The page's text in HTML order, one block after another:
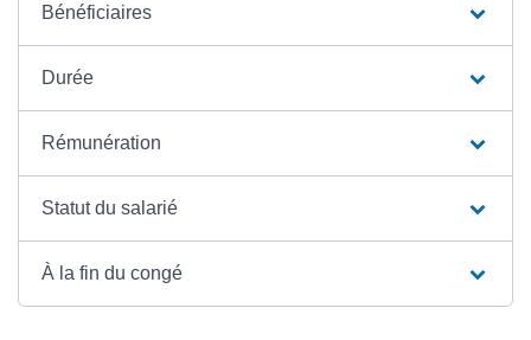
Bénéficiaires
Durée
Rémunération
Statut du salarié
À la fin du congé